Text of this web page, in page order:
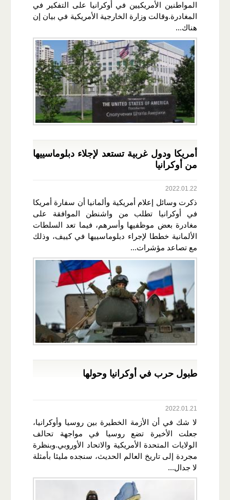
المواطنين الأمريكيين في أوكرانيا على التفكير في
المغادرة.وقالت وزارة الخارجية الأمريكية في بيان إن
هناك...
أمريكا ودول غربية تستعد لإجلاء دبلوماسييها
من أوكرانيا
2022.01.22
ذكرت وسائل إعلام أمريكية وألمانيا أن سفارة أمريكا
في أوكرانيا تطلب من واشنطن الموافقة على
مغادرة بعض موظفيها وأسرهم، فيما تعد السلطات
الألمانية خططا لإجراء دبلوماسييها في كييف، وذلك
مع تصاعد مؤشرات...
طبول حرب في أوكرانيا وحولها
2022.01.21
لا شك في أن الأزمة الخطيرة بين روسيا وأوكرانيا،
جعلت الأخيرة تضع روسيا في مواجهة تحالف
الولايات المتحدة الأمريكية والاتحاد الأوروبي.وبنظرة
مجردة إلى تاريخ العالم الحديث، سنجده مليئا بأمثلة
لا جدال...